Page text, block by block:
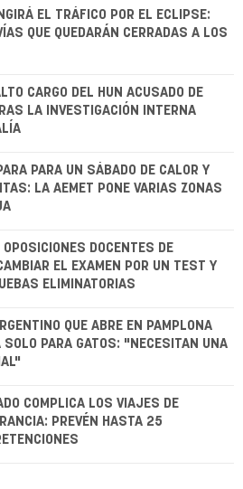
EL TRÁFICO POR EL ECLIPSE:
QUE QUEDARÁN CERRADAS A LOS
CARGO DEL HUN ACUSADO DE
LA INVESTIGACIÓN INTERNA
PARA UN SÁBADO DE CALOR Y
LA AEMET PONE VARIAS ZONAS
DOCENTES DE
EL EXAMEN POR UN TEST Y
ELIMINATORIAS
QUE ABRE EN PAMPLONA
SOLO PARA GATOS: "NECESITAN UNA
COMPLICA LOS VIAJES DE
PREVÉN HASTA 25